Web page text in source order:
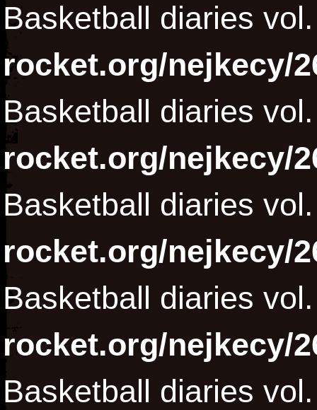
Basketball diaries
rocket.org/nejkecy/
Basketball diaries
rocket.org/nejkecy/
Basketball diaries
rocket.org/nejkecy/
Basketball diaries
rocket.org/nejkecy/
Basketball diaries